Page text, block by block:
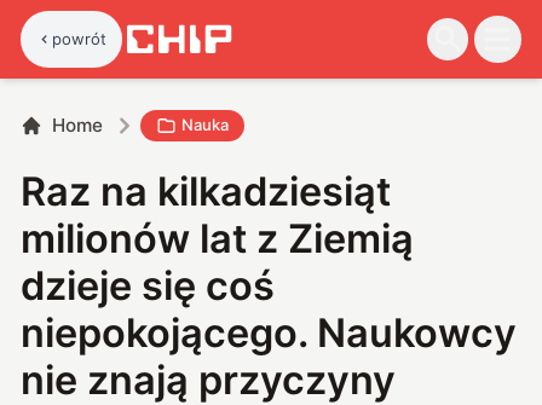
powrót
Home Nauka
Raz na kilkadziesiąt
milionów lat z Ziemią
dzieje się coś
niepokojącego. Naukowcy
nie znają przyczyny